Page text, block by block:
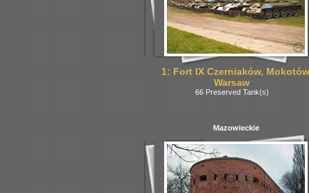
1: Fort IX Czerniaków,
Warsaw
66 Preserved Tank(s)
Mazowieckie